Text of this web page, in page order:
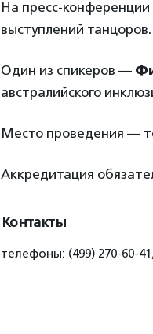
На пресс-
выступлений танцоров.
Один из спикеров —
австралийского
Место проведения —
Аккредитация
Контакты
телефоны: (499) 270-60-